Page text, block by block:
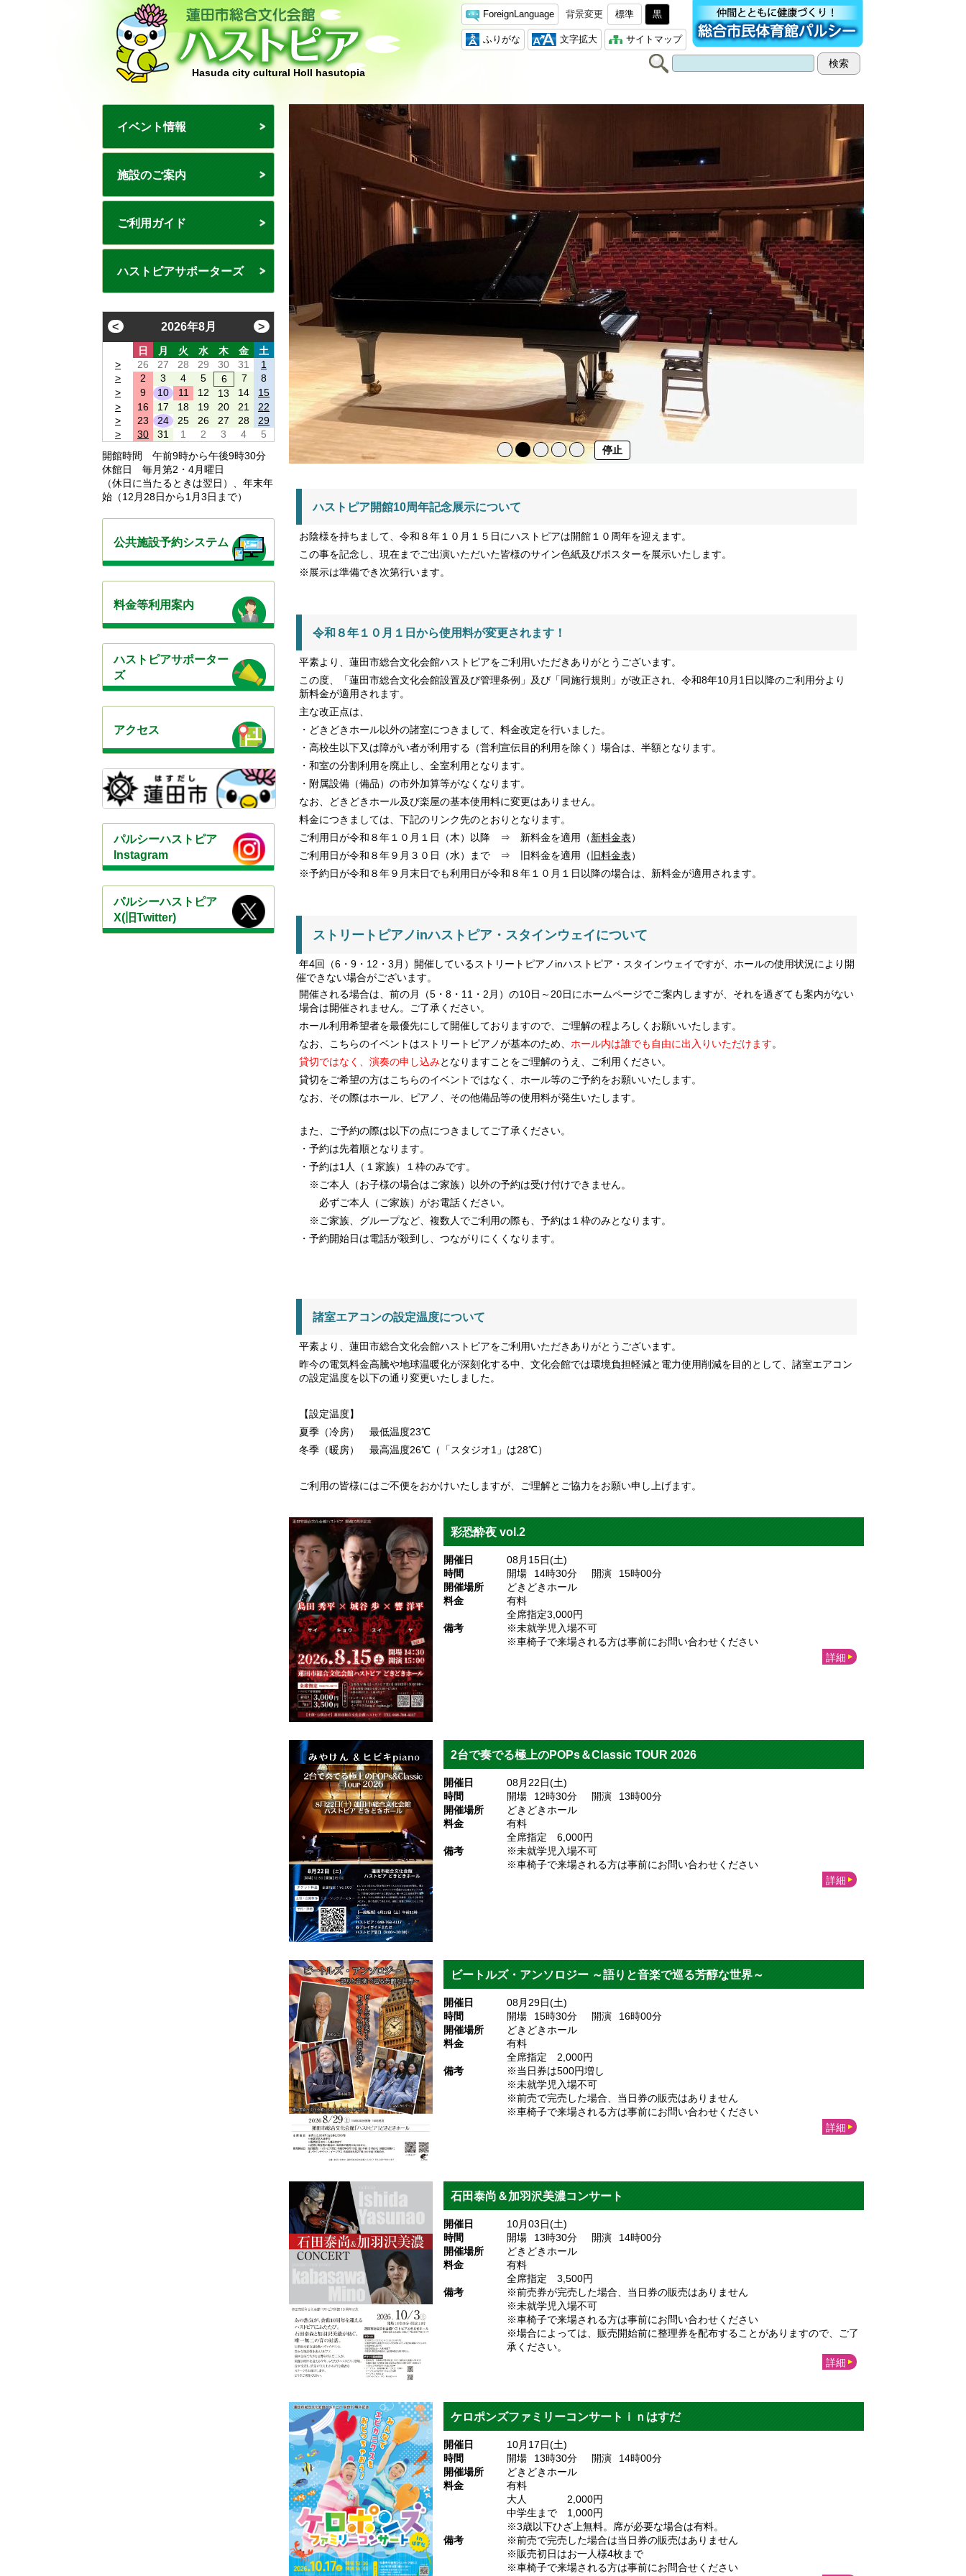
ForeignLanguage 背景変更 標準 黒
ふりがな 文字拡大 サイトマップ
Hasuda city cultural Holl hasutopia
イベント情報
施設のご案内
ご利用ガイド
ハストピアサポーターズ
< 2026年8月 >
日 月 火 水 木 金
土
>
26 27 28 29 30 31
1
>
2 3 4 5 6 7
8
>
9 10 11 12 13 14
15
>
16 17 18 19 20 21
22
>
23 24 25 26 27 28
29
>
30 31 1 2 3 4
5
開館時間 午前9時から午後9時30分
休館日 毎月第2・4月曜日
（休日に当たるときは翌日）、年末年
始（12月28日から1月3日まで）
公共施設予約システム
料金等利用案内
ハストピアサポーター
ズ
アクセス
パルシーハストピア
Instagram
パルシーハストピア
X(旧Twitter)
停止
ハストピア開館10周年記念展示について
お陰様を持ちまして、令和８年１０月１５日にハストピアは開館１０周年を迎えます。
この事を記念し、現在までご出演いただいた皆様のサイン色紙及びポスターを展示いたします。
※展示は準備でき次第行います。
令和８年１０月１日から使用料が変更されます！
平素より、蓮田市総合文化会館ハストピアをご利用いただきありがとうございます。
この度、「蓮田市総合文化会館設置及び管理条例」及び「同施行規則」が改正され、令和8年10月1日以降のご利用分より
新料金が適用されます。
主な改正点は、
・どきどきホール以外の諸室につきまして、料金改定を行いました。
・高校生以下又は障がい者が利用する（営利宣伝目的利用を除く）場合は、半額となります。
・和室の分割利用を廃止し、全室利用となります。
・附属設備（備品）の市外加算等がなくなります。
なお、どきどきホール及び楽屋の基本使用料に変更はありません。
料金につきましては、下記のリンク先のとおりとなります。
ご利用日が令和８年１０月１日（木）以降 ⇒ 新料金を適用（新料金表）
ご利用日が令和８年９月３０日（水）まで ⇒ 旧料金を適用（ 旧料金表）
※予約日が令和８年９月末日でも利用日が令和８年１０月１日以降の場合は、新料金が適用されます。
ストリートピアノinハストピア・スタインウェイについて
年4回（6・9・12・3月）開催しているストリートピアノinハストピア・スタインウェイですが、ホールの使用状況により開
催できない場合がございます。
開催される場合は、前の月（5・8・11・2月）の10日～20日にホームページでご案内しますが、それを過ぎても案内がない
場合は開催されません。ご了承ください。
ホール利用希望者を最優先にして開催しておりますので、ご理解の程よろしくお願いいたします。
なお、こちらのイベントはストリートピアノが基本のため、 ホール内は誰でも自由に出入りいただけます。
貸切ではなく、演奏の申し込みとなりますことをご理解のうえ、ご利用ください。
貸切をご希望の方はこちらのイベントではなく、ホール等のご予約をお願いいたします。
なお、その際はホール、ピアノ、その他備品等の使用料が発生いたします。
また、ご予約の際は以下の点につきましてご了承ください。
・予約は先着順となります。
・予約は1人（１家族）１枠のみです。
※ご本人（お子様の場合はご家族）以外の予約は受け付けできません。
必ずご本人（ご家族）がお電話ください。
※ご家族、グループなど、複数人でご利用の際も、予約は１枠のみとなります。
・予約開始日は電話が殺到し、つながりにくくなります。
諸室エアコンの設定温度について
平素より、蓮田市総合文化会館ハストピアをご利用いただきありがとうございます。
昨今の電気料金高騰や地球温暖化が深刻化する中、文化会館では環境負担軽減と電力使用削減を目的として、諸室エアコン
の設定温度を以下の通り変更いたしました。
【設定温度】
夏季（冷房） 最低温度23℃
冬季（暖房） 最高温度26℃（「スタジオ1」は28℃）
ご利用の皆様にはご不便をおかけいたしますが、ご理解とご協力をお願い申し上げます。
彩恐酔夜 vol.2
開催日
08月15日(土)
時間
開場 14時30分 開演 15時00分
開催場所
どきどきホール
料金
有料
全席指定3,000円
備考
※未就学児入場不可
※車椅子で来場される方は事前にお問い合わせください
詳細
2台で奏でる極上のPOPs＆Classic TOUR 2026
開催日
08月22日(土)
時間
開場 12時30分 開演 13時00分
開催場所
どきどきホール
料金
有料
全席指定 6,000円
備考
※未就学児入場不可
※車椅子で来場される方は事前にお問い合わせください
詳細
ビートルズ・アンソロジー ～語りと音楽で巡る芳醇な世界～
開催日
08月29日(土)
時間
開場 15時30分 開演 16時00分
開催場所
どきどきホール
料金
有料
全席指定 2,000円
備考
※当日券は500円増し
※未就学児入場不可
※前売で完売した場合、当日券の販売はありません
※車椅子で来場される方は事前にお問い合わせください
詳細
石田泰尚＆加羽沢美濃コンサート
開催日
10月03日(土)
時間
開場 13時30分 開演 14時00分
開催場所
どきどきホール
料金
有料
全席指定 3,500円
備考
※前売券が完売した場合、当日券の販売はありません
※未就学児入場不可
※車椅子で来場される方は事前にお問い合わせください
※場合によっては、販売開始前に整理券を配布することがありますので、ご了
承ください。
詳細
ケロポンズファミリーコンサートｉｎはすだ
開催日
10月17日(土)
時間
開場 13時30分 開演 14時00分
開催場所
どきどきホール
料金
有料
大人 2,000円
中学生まで 1,000円
※3歳以下ひざ上無料。席が必要な場合は有料。
備考
※前売で完売した場合は当日券の販売はありません
※販売初日はお一人様4枚まで
※車椅子で来場される方は事前にお問合せください